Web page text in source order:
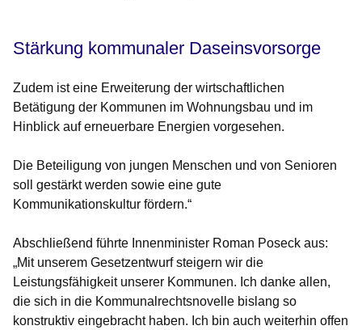
Stärkung kommunaler Daseinsvorsorge
Zudem ist eine Erweiterung der wirtschaftlichen
Betätigung der Kommunen im Wohnungsbau und im
Hinblick auf erneuerbare Energien vorgesehen.
Die Beteiligung von jungen Menschen und von Senioren
soll gestärkt werden sowie eine gute
Kommunikationskultur fördern.“
Abschließend führte Innenminister Roman Poseck aus:
„Mit unserem Gesetzentwurf steigern wir die
Leistungsfähigkeit unserer Kommunen. Ich danke allen,
die sich in die Kommunalrechtsnovelle bislang so
konstruktiv eingebracht haben. Ich bin auch weiterhin offen